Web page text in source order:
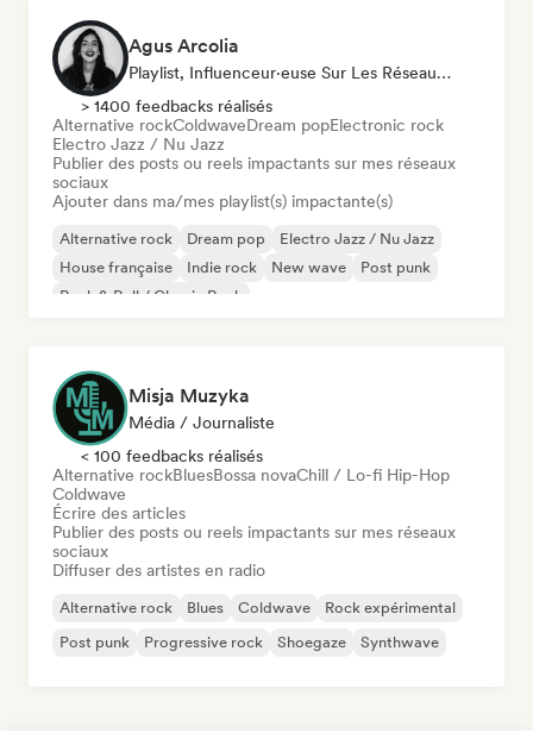
Agus Arcolia
Playlist, Influenceur·euse Sur Les Réseaux Sociaux
> 1400 feedbacks réalisés
Alternative rockColdwaveDream popElectronic rock
Electro Jazz / Nu Jazz
Publier des posts ou reels impactants sur mes réseaux
sociaux
Ajouter dans ma/mes playlist(s) impactante(s)
Alternative rock Dream pop
Electro Jazz / Nu Jazz
House française
Indie rock New wave
Post punk
Rock & Roll / Classic Rock
Misja Muzyka
Média / Journaliste
< 100 feedbacks réalisés
Alternative rockBluesBossa novaChill / Lo-fi Hip-Hop
Coldwave
Écrire des articles
Publier des posts ou reels impactants sur mes réseaux
sociaux
Diffuser des artistes en radio
Alternative rock Blues Coldwave
Rock expérimental
Post punk
Progressive rock Shoegaze Synthwave